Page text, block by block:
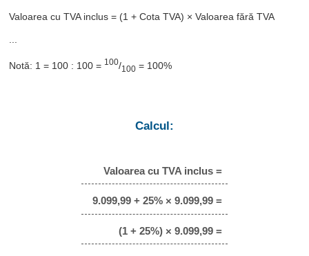
Valoarea cu TVA inclus = (1 + Cota TVA) × Valoarea fără TVA
Notă: 1 = 100 : 100 = 100/100 = 100%
Calcul:
Valoarea cu TVA inclus =
9.099,99 + 25% × 9.099,99 =
(1 + 25%) × 9.099,99 =